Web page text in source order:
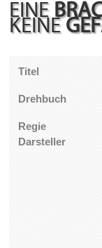
EINE
KEINE
Titel
Drehbuch
Regie
Darsteller